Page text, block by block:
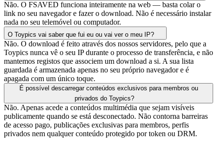
Não. O FSAVED funciona inteiramente na web — basta colar o
link no seu navegador e fazer o download. Não é necessário instalar
nada no seu telemóvel ou computador.
O Toypics vai saber que fui eu ou vai ver o meu IP?
Não. O download é feito através dos nossos servidores, pelo que a
Toypics nunca vê o seu IP durante o processo de transferência, e não
mantemos registos que associem um download a si. A sua lista
guardada é armazenada apenas no seu próprio navegador e é
apagada com um único toque.
É possível descarregar conteúdos exclusivos para membros ou
privados do Toypics?
Não. Apenas acede a conteúdos multimédia que sejam visíveis
publicamente quando se está desconectado. Não contorna barreiras
de acesso pago, publicações exclusivas para membros, perfis
privados nem qualquer conteúdo protegido por token ou DRM.